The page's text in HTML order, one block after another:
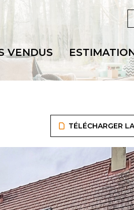
VENDUS
TÉLÉCHARGER